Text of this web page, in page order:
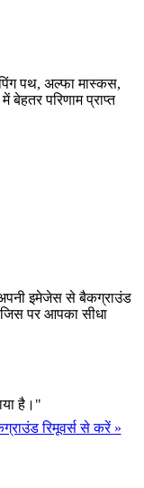
पथ, अल्फा मास्कस,
परिणाम प्राप्त
इमेजेस से बैकग्राउंड
जिस पर आपका सीधा
रिमूवर्स से करें »
है।"